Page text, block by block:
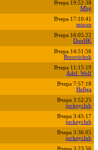
Вчера 19:52:38
Mbg
Вчера 17:10:41
mixon
Вчера 16:05:22
DonHK
Вчера 14:51:56
Borovichok
Вчера 11:15:19
Adel_Wolf
Вчера 7:57:18
Hellga
Вчера 3:52:25
jockeyclub
Вчера 3:45:17
jockeyclub
Вчера 3:36:05
jockeyclub
Вчера 3:23:56